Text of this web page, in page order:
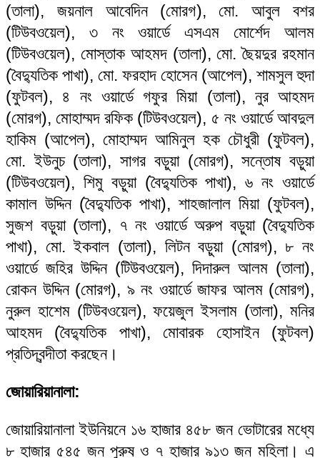
(তালা), জয়নাল আবেদিন (মোরগ), মো. আবুল বশর
(টিউবওয়েল), ৩ নং ওয়ার্ডে এসএম মোর্শেদ আলম
(টিউবওয়েল), মোস্তাক আহমদ (তালা), মো. ছৈয়দুর রহমান
(বৈদ্যুতিক পাখা), মো. ফরহাদ হোসেন (আপেল), শামসুল হুদা
(ফুটবল), ৪ নং ওয়ার্ডে গফুর মিয়া (তালা), নুর আহমদ
(মোরগ), মোহাম্মদ রফিক (টিউবওয়েল), ৫ নং ওয়ার্ডে আবদুল
হাকিম (আপেল), মোহাম্মদ আমিনুল হক চৌধুরী (ফুটবল),
মো. ইউনুচ (তালা), সাগর বড়ুয়া (মোরগ), সন্তোষ বড়ুয়া
(টিউবওয়েল), শিমু বড়ুয়া (বৈদ্যুতিক পাখা), ৬ নং ওয়ার্ডে
কামাল উদ্দিন (বৈদ্যুতিক পাখা), শাহজালাল মিয়া (ফুটবল),
সুজশ বড়ুয়া (তালা), ৭ নং ওয়ার্ডে অরুপ বড়ুয়া (বৈদ্যুতিক
পাখা), মো. ইকবাল (তালা), লিটন বড়ুয়া (মোরগ), ৮ নং
ওয়ার্ডে জহির উদ্দিন (টিউবওয়েল), দিদারুল আলম (তালা),
রোকন উদ্দিন (মোরগ), ৯ নং ওয়ার্ডে জাফর আলম (মোরগ),
নুরুল হাশেম (টিউবওয়েল), ফয়েজুল ইসলাম (তালা), মনির
আহমদ (বৈদ্যুতিক পাখা), মোবারক হোসাইন (ফুটবল)
প্রতিদ্বন্দীতা করছেন।
জোয়ারিয়ানালা:
জোয়ারিয়ানালা ইউনিয়নে ১৬ হাজার ৪৫৮ জন ভোটারের মধ্যে
৮ হাজার ৫৪৫ জন পুরুষ ও ৭ হাজার ৯১৩ জন মহিলা। এ